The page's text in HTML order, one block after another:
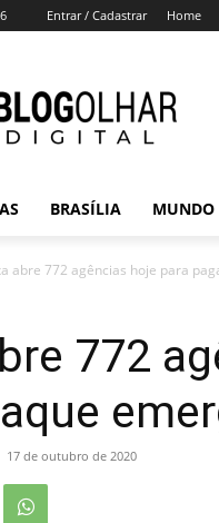
Entrar / Cadastrar Home
BRASÍLIA MUNDO
abre 772 agências hoje para
772
17 de outubro de 2020